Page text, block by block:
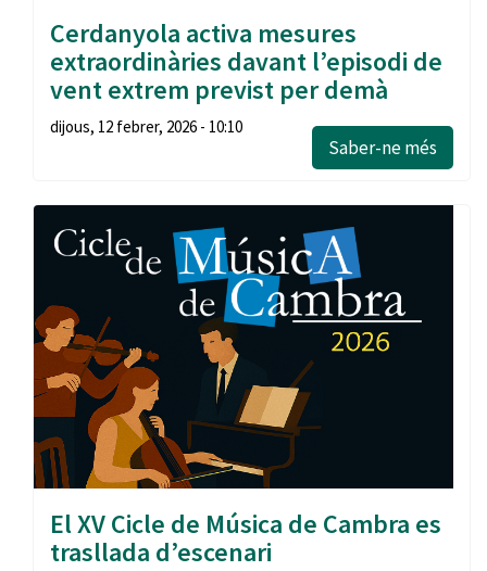
Cerdanyola activa mesures
extraordinàries davant l’episodi de
vent extrem previst per demà
dijous, 12 febrer, 2026 - 10:10
Saber-ne més
El XV Cicle de Música de Cambra es
trasllada d’escenari